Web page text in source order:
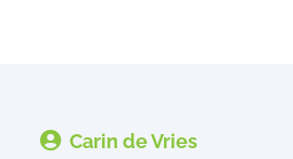
 Carin de Vries